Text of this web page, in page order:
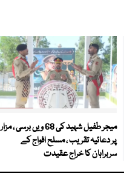
میجر طفیل شہید کی 68 ویں برسی ، مزار
پر دعائیہ تقریب ، مسلح افواج کے
سربراہان کا خراج عقیدت